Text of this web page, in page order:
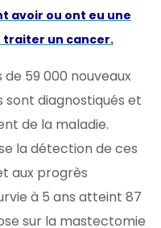
avoir ou ont eu une
traiter un cancer.
59 000 nouveaux
sont diagnostiqués et
de la maladie.
la détection de ces
aux progrès
à 5 ans atteint 87
sur la mastectomie